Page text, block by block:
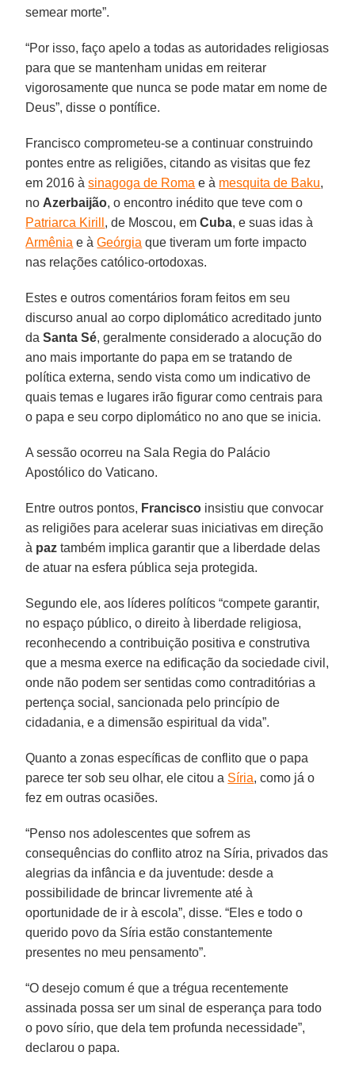
semear morte”.
“Por isso, faço apelo a todas as autoridades religiosas
para que se mantenham unidas em reiterar
vigorosamente que nunca se pode matar em nome de
Deus”, disse o pontífice.
Francisco comprometeu-se a continuar construindo
pontes entre as religiões, citando as visitas que fez
em 2016 àsinagoga de Roma e à mesquita de Baku,
no Azerbaijão, o encontro inédito que teve com o
Patriarca Kirill , de Moscou, emCuba, e suas idas à
Armênia e àGeórgia que tiveram um forte impacto
nas relações católico-ortodoxas.
Estes e outros comentários foram feitos em seu
discurso anual ao corpo diplomático acreditado junto
daSanta Sé, geralmente considerado a alocução do
ano mais importante do papa em se tratando de
política externa, sendo vista como um indicativo de
quais temas e lugares irão figurar como centrais para
o papa e seu corpo diplomático no ano que se inicia.
A sessão ocorreu na Sala Regia do Palácio
Apostólico do Vaticano.
Entre outros pontos, Francisco insistiu que convocar
as religiões para acelerar suas iniciativas em direção
à paz também implica garantir que a liberdade delas
de atuar na esfera pública seja protegida.
Segundo ele, aos líderes políticos “compete garantir,
no espaço público, o direito à liberdade religiosa,
reconhecendo a contribuição positiva e construtiva
que a mesma exerce na edificação da sociedade civil,
onde não podem ser sentidas como contraditórias a
pertença social, sancionada pelo princípio de
cidadania, e a dimensão espiritual da vida”.
Quanto a zonas específicas de conflito que o papa
parece ter sob seu olhar, ele citou a Síria, como já o
fez em outras ocasiões.
“Penso nos adolescentes que sofrem as
consequências do conflito atroz na Síria, privados das
alegrias da infância e da juventude: desde a
possibilidade de brincar livremente até à
oportunidade de ir à escola”, disse. “Eles e todo o
querido povo da Síria estão constantemente
presentes no meu pensamento”.
“O desejo comum é que a trégua recentemente
assinada possa ser um sinal de esperança para todo
o povo sírio, que dela tem profunda necessidade”,
declarou o papa.